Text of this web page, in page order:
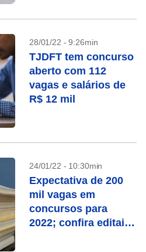
28/01/22 - 9:26min
TJDFT tem concurso
aberto com 112
vagas e salários de
R$ 12 mil
24/01/22 - 10:30min
Expectativa de 200
mil vagas em
concursos para
2022; confira editais